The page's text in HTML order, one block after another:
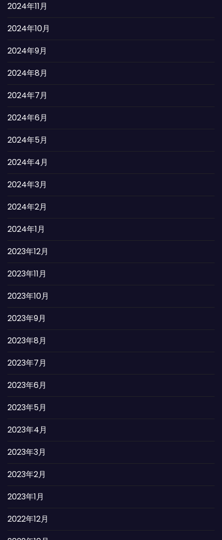
2024年11月
2024年10月
2024年9月
2024年8月
2024年7月
2024年6月
2024年5月
2024年4月
2024年3月
2024年2月
2024年1月
2023年12月
2023年11月
2023年10月
2023年9月
2023年8月
2023年7月
2023年6月
2023年5月
2023年4月
2023年3月
2023年2月
2023年1月
2022年12月